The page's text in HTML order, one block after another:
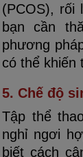
(PCOS), rối
bạn cần
phương
có thể khiến
5. Chế độ
Tập thể
nghỉ ngơi
biết cách